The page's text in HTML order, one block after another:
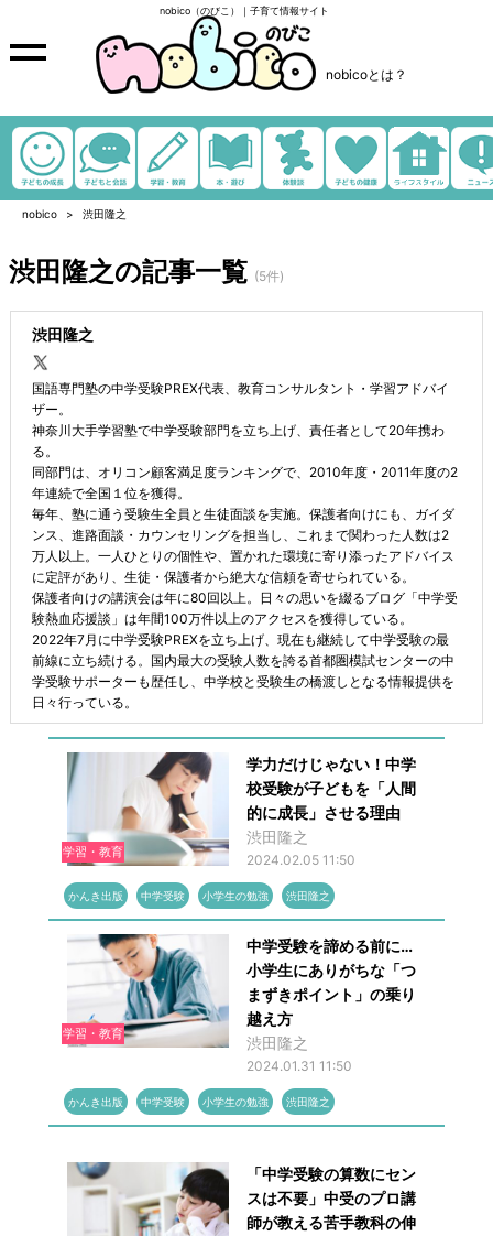
nobico（のびこ）｜子育て情報サイト
nobicoとは？
nobico 渋田隆之
渋田隆之の記事一覧 (5件)
渋田隆之
国語専門塾の中学受験PREX代表、教育コンサルタント・学習アドバイ
ザー。
神奈川大手学習塾で中学受験部門を立ち上げ、責任者として20年携わ
る。
同部門は、オリコン顧客満足度ランキングで、2010年度・2011年度の2
年連続で全国１位を獲得。
毎年、塾に通う受験生全員と生徒面談を実施。保護者向けにも、ガイダ
ンス、進路面談・カウンセリングを担当し、これまで関わった人数は2
万人以上。一人ひとりの個性や、置かれた環境に寄り添ったアドバイス
に定評があり、生徒・保護者から絶大な信頼を寄せられている。
保護者向けの講演会は年に80回以上。日々の思いを綴るブログ「中学受
験熱血応援談」は年間100万件以上のアクセスを獲得している。
2022年7月に中学受験PREXを立ち上げ、現在も継続して中学受験の最
前線に立ち続ける。国内最大の受験人数を誇る首都圏模試センターの中
学受験サポーターも歴任し、中学校と受験生の橋渡しとなる情報提供を
日々行っている。
学習・教育
学力だけじゃない！中学
校受験が子どもを「人間
的に成長」させる理由
渋田隆之
2024.02.05 11:50
かんき出版 中学受験 小学生の勉強 渋田隆之
学習・教育
中学受験を諦める前に…
小学生にありがちな「つ
まずきポイント」の乗り
越え方
渋田隆之
2024.01.31 11:50
かんき出版 中学受験 小学生の勉強 渋田隆之
「中学受験の算数にセン
スは不要」中受のプロ講
師が教える苦手教科の伸